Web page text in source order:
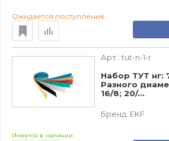
Ожидается поступление
Арт.: tut-n-1-r
Набор ТУТ нг:
Разного
16/8; 20/...
Бренд: EKF
Имеется в наличии